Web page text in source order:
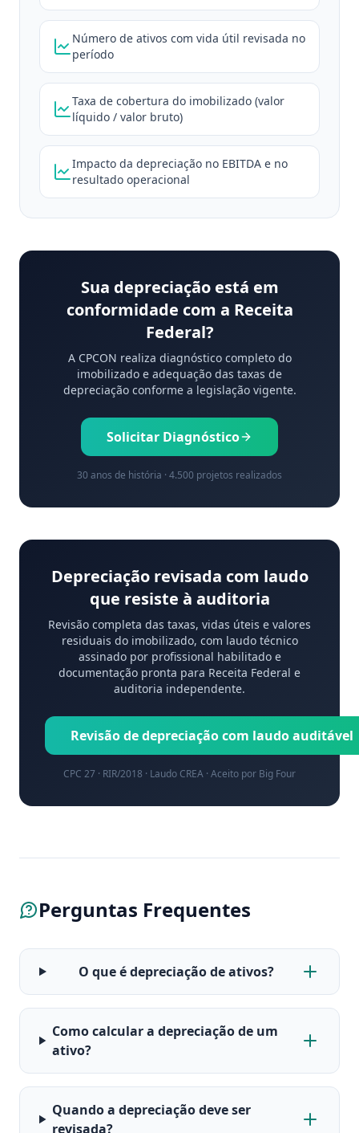
Número de ativos com vida útil revisada no
período
Taxa de cobertura do imobilizado (valor
líquido / valor bruto)
Impacto da depreciação no EBITDA e no
resultado operacional
Sua depreciação está em
conformidade com a Receita
Federal?
A CPCON realiza diagnóstico completo do
imobilizado e adequação das taxas de
depreciação conforme a legislação vigente.
Solicitar Diagnóstico
30 anos de história · 4.500 projetos realizados
Depreciação revisada com laudo
que resiste à auditoria
Revisão completa das taxas, vidas úteis e valores
residuais do imobilizado, com laudo técnico
assinado por profissional habilitado e
documentação pronta para Receita Federal e
auditoria independente.
Revisão de depreciação com laudo
CPC 27 · RIR/2018 · Laudo CREA · Aceito por Big Four
Perguntas Frequentes
O que é depreciação de ativos?
Como calcular a depreciação de um
ativo?
Quando a depreciação deve ser
revisada?